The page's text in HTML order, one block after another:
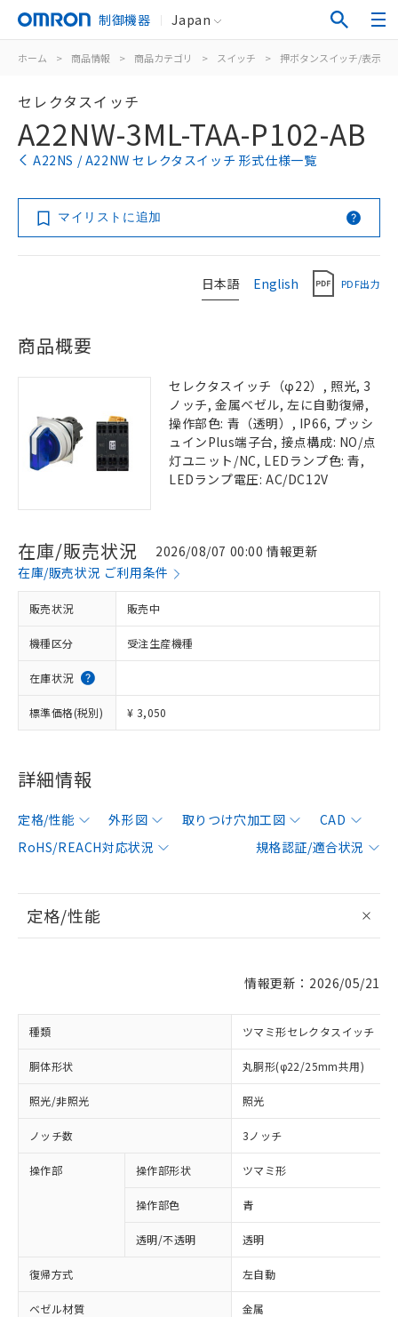
制御機器 Japan
ホーム > 商品情報 > 商品カテゴリ > スイッチ > 押ボタンスイッチ/表示灯
セレクタスイッチ
A22NW-3ML-TAA-P102-AB
A22NS / A22NW セレクタスイッチ 形式仕様一覧
マイリストに追加
日本語 English PDF出力
商品概要
セレクタスイッチ（φ22）, 照光, 3
ノッチ, 金属ベゼル, 左に自動復帰,
操作部色: 青（透明）, IP66, プッシ
ュインPlus端子台, 接点構成: NO/点
灯ユニット/NC, LEDランプ色: 青,
LEDランプ電圧: AC/DC12V
在庫/販売状況
2026/08/07 00:00 情報更新
在庫/販売状況 ご利用条件
販売状況 販売中
機種区分 受注生産機種
在庫状況
標準価格(税別) ¥ 3,050
詳細情報
定格/性能 外形図 取りつけ穴加工図
CAD
RoHS/REACH対応状況
規格認証/適合状況
定格/性能
情報更新：2026/05/21
種類 ツマミ形セレクタスイッチ
胴体形状 丸胴形(φ22/25mm共用)
照光/非照光 照光
ノッチ数 3ノッチ
操作部 操作部形状 ツマミ形
操作部色 青
透明/不透明 透明
復帰方式 左自動
ベゼル材質 金属